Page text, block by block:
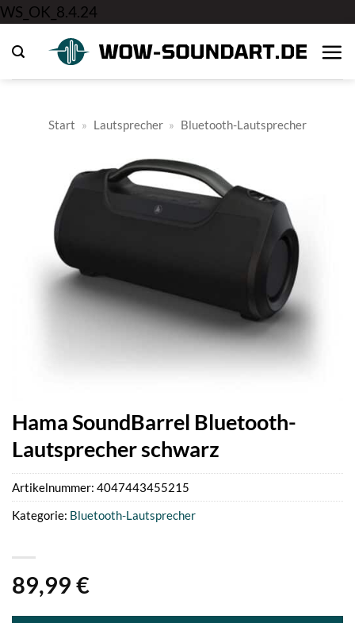
WS_OK_8.4.24
springen
Start » Lautsprecher » Bluetooth-Lautsprecher
Hama SoundBarrel Bluetooth-
Lautsprecher schwarz
89,99 €
Artikelnummer: 4047443455215
Kategorie: Bluetooth-Lautsprecher